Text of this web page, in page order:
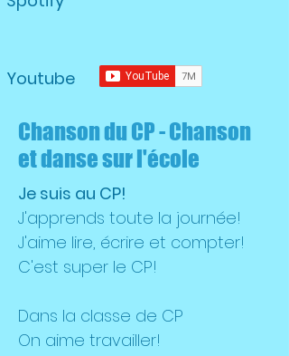
Youtube
Chanson du CP - Chanson
et danse sur l'école
Je suis au CP!
J'apprends toute la journée!
J'aime lire, écrire et compter!
C'est super le CP!
Dans la classe de CP
On aime travailler!